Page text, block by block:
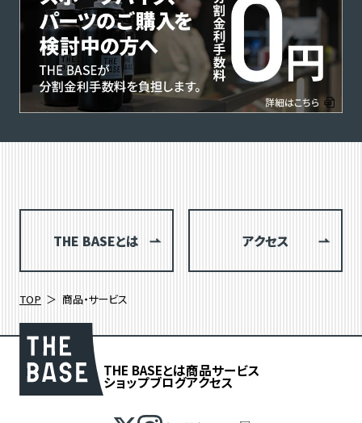
THE BASEとは アクセス
TOP 商品・サービス
THE BASEとは商品サービス
ショップブログアクセス